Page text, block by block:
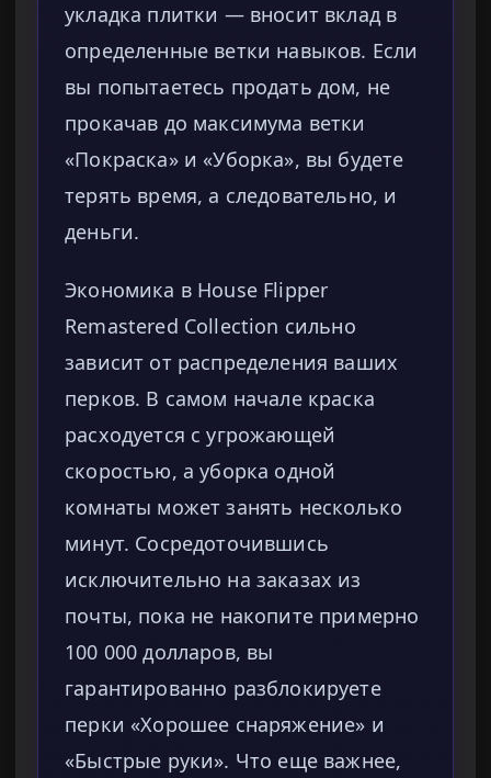
укладка плитки — вносит вклад в
определенные ветки навыков. Если
вы попытаетесь продать дом, не
прокачав до максимума ветки
«Покраска» и «Уборка», вы будете
терять время, а следовательно, и
деньги.
Экономика в House Flipper
Remastered Collection сильно
зависит от распределения ваших
перков. В самом начале краска
расходуется с угрожающей
скоростью, а уборка одной
комнаты может занять несколько
минут. Сосредоточившись
исключительно на заказах из
почты, пока не накопите примерно
100 000 долларов, вы
гарантированно разблокируете
перки «Хорошее снаряжение» и
«Быстрые руки». Что еще важнее,